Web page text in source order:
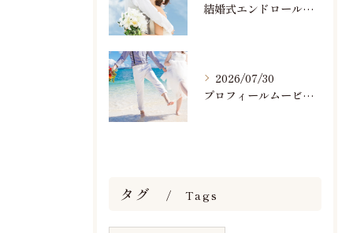
結婚式エンドロールで人気のおすすめBGM楽曲ランキング！(7/29最新)
2026/07/30
プロフィールムービーで人気おすすめのBGM楽曲ランキング！(7/29最新)
タグ Tags